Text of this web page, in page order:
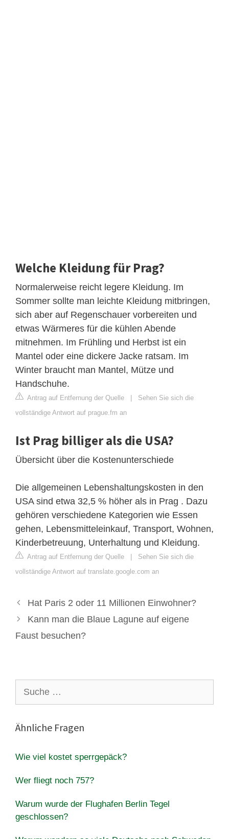
Welche Kleidung für Prag?
Normalerweise reicht legere Kleidung. Im
Sommer sollte man leichte Kleidung mitbringen,
sich aber auf Regenschauer vorbereiten und
etwas Wärmeres für die kühlen Abende
mitnehmen. Im Frühling und Herbst ist ein
Mantel oder eine dickere Jacke ratsam. Im
Winter braucht man Mantel, Mütze und
Handschuhe.
Antrag auf Entfernung der Quelle | Sehen Sie sich die
vollständige Antwort auf prague.fm an
Ist Prag billiger als die USA?
Übersicht über die Kostenunterschiede
Die allgemeinen Lebenshaltungskosten in den
USA sind etwa 32,5 % höher als in Prag . Dazu
gehören verschiedene Kategorien wie Essen
gehen, Lebensmitteleinkauf, Transport, Wohnen,
Kinderbetreuung, Unterhaltung und Kleidung.
Antrag auf Entfernung der Quelle | Sehen Sie sich die
vollständige Antwort auf translate.google.com an
Hat Paris 2 oder 11 Millionen Einwohner?
Kann man die Blaue Lagune auf eigene
Faust besuchen?
nach:
Ähnliche Fragen
Wie viel kostet sperrgepäck?
Wer fliegt noch 757?
Warum wurde der Flughafen Berlin Tegel
geschlossen?